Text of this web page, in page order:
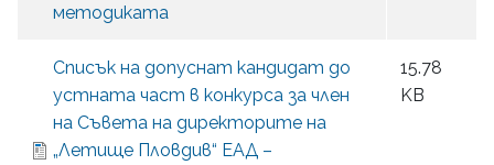
методиката
Списък на допуснат кандидат до
устната част в конкурса за член
на Съвета на директорите на
„Летище Пловдив“ ЕАД –
15.78
KB